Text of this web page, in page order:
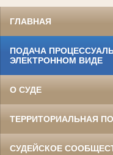
ГЛАВНАЯ
ПОДАЧА
ЭЛЕКТРОННОМ ВИДЕ
О СУДЕ
ТЕРРИТОРИАЛЬНАЯ
СУДЕЙСКОЕ